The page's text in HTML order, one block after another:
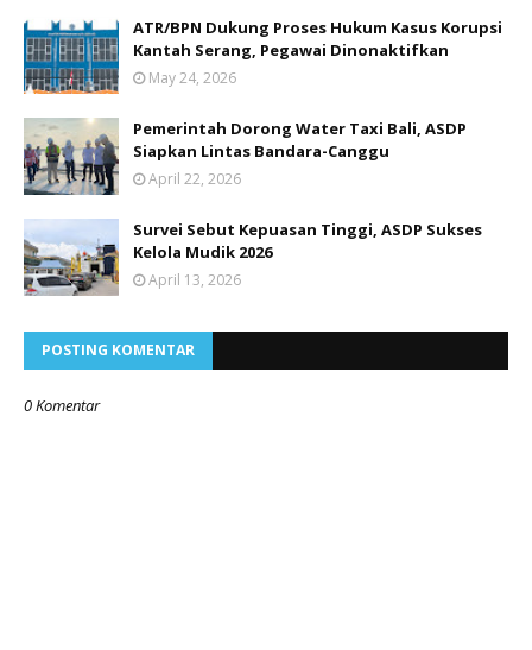
ATR/BPN Dukung Proses Hukum Kasus Korupsi
Kantah Serang, Pegawai Dinonaktifkan
May 24, 2026
Pemerintah Dorong Water Taxi Bali, ASDP
Siapkan Lintas Bandara-Canggu
April 22, 2026
Survei Sebut Kepuasan Tinggi, ASDP Sukses
Kelola Mudik 2026
April 13, 2026
POSTING KOMENTAR
0 Komentar